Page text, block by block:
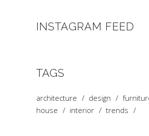
INSTAGRAM FEED
TAGS
architecture design
house
interior trends